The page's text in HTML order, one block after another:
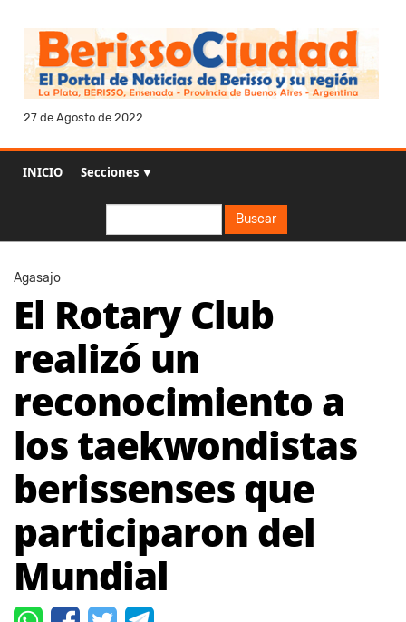
27 de Agosto de 2022
INICIO Secciones ▼
Buscar
Agasajo
El Rotary Club
realizó un
reconocimiento a
los taekwondistas
berissenses que
participaron del
Mundial